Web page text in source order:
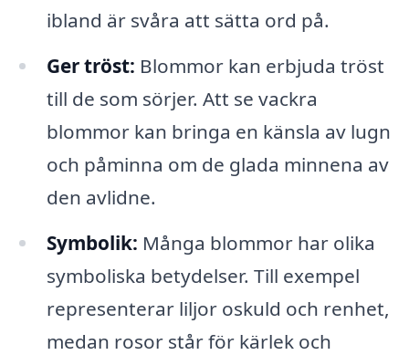
ibland är svåra att sätta ord på.
Ger tröst: Blommor kan erbjuda tröst
till de som sörjer. Att se vackra
blommor kan bringa en känsla av lugn
och påminna om de glada minnena av
den avlidne.
Symbolik: Många blommor har olika
symboliska betydelser. Till exempel
representerar liljor oskuld och renhet,
medan rosor står för kärlek och